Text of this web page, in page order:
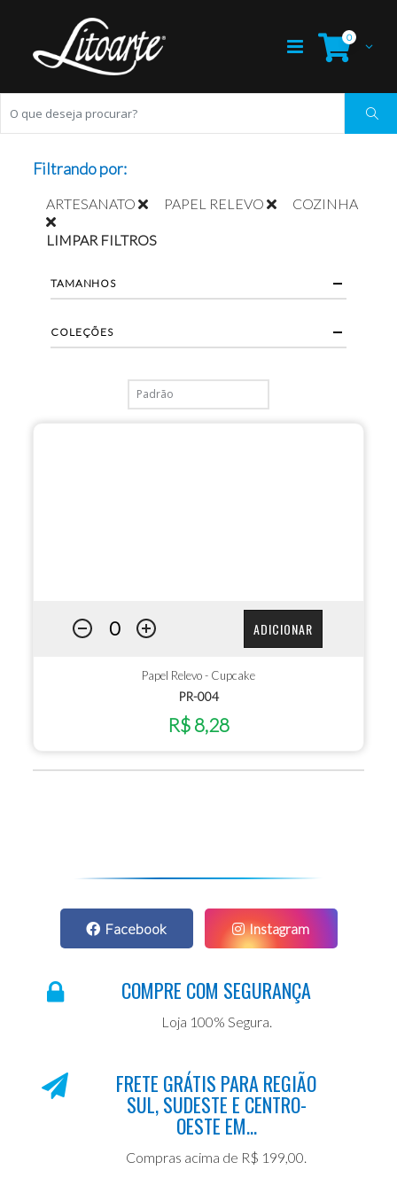
0
ADICIONAR
Papel Relevo - Cupcake
PR-004
R$ 8,28
Filtrando por:
ARTESANATO PAPEL RELEVO COZINHA
LIMPAR FILTROS
TAMANHOS
COLEÇÕES
Facebook Instagram
COMPRE COM SEGURANÇA
Loja 100% Segura.
FRETE GRÁTIS PARA REGIÃO
SUL, SUDESTE E CENTRO-
OESTE EM...
Compras acima de R$ 199,00.